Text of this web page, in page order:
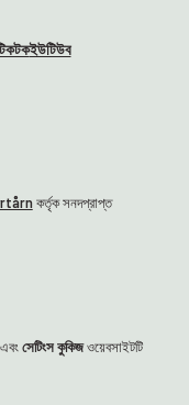
ইউটিউব
কর্তৃক সনদপ্রাপ্ত
সেটিংস কুকিজওয়েবসাইটটি